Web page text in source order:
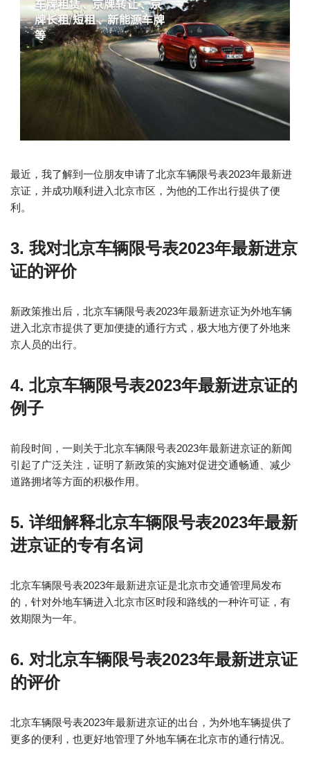
最近，我了解到一位朋友申请了北京车辆限号表2023年最新进
京证，并成功顺利进入北京市区，为他的工作出行提供了便
利。
3. 我对北京车辆限号表2023年最新进京
证的评价
新政策推出后，北京车辆限号表2023年最新进京证为外地车辆
进入北京市提供了更加便捷的通行方式，极大地方便了外地来
京人员的出行。
4. 北京车辆限号表2023年最新进京证的
例子
前段时间，一则关于北京车辆限号表2023年最新进京证的新闻
引起了广泛关注，证明了新政策的实施对促进交通畅通、减少
道路拥堵等方面的积极作用。
5. 详细解释北京车辆限号表2023年最新
进京证的专有名词
北京车辆限号表2023年最新进京证是北京市交通管理局发布
的，针对外地车辆进入北京市区时段和路线的一种许可证，有
效期限为一年。
6. 对北京车辆限号表2023年最新进京证
的评价
北京车辆限号表2023年最新进京证的出台，为外地车辆提供了
更多的便利，也更好地管理了外地车辆在北京市的通行情况。